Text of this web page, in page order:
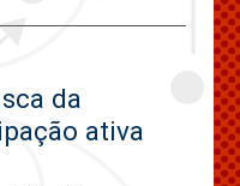
da
ativa